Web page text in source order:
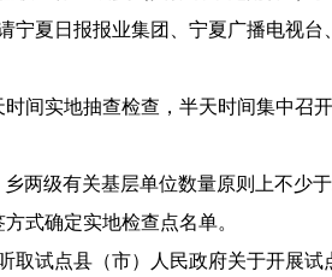
夏日报报业集团、宁夏广播电视台
间实地抽查检查，半天时间集中召
两级有关基层单位数量原则上不少于
方式确定实地检查点名单。
取试点县（市）人民政府关于开展